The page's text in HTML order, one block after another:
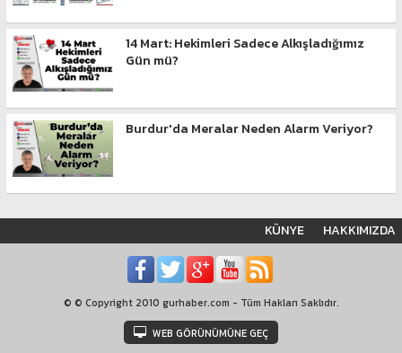
14 Mart: Hekimleri Sadece Alkışladığımız
Gün mü?
Burdur'da Meralar Neden Alarm Veriyor?
KÜNYE HAKKIMIZDA
© © Copyright 2010 gurhaber.com - Tüm Hakları Saklıdır.
WEB GÖRÜNÜMÜNE GEÇ